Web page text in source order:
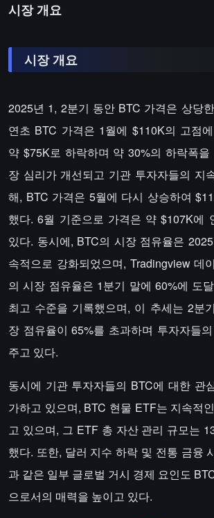
시장 개요
시장 개요
2025년 1, 2분기 동안 BTC 가격은 상당
연초 BTC 가격은 1월에 $110K의 고점
약 $75K로 하락하며 약 30%의 하락폭을
장 심리가 개선되고 기관 투자자들의 지
해, BTC 가격은 5월에 다시 상승하여
했다. 6월 기준으로 가격은 약 $107K에
있다. 동시에, BTC의 시장 점유율은
속적으로 강화되었으며, Tradingview 데
의 시장 점유율은 1분기 말에 60%에 도
최고 수준을 기록했으며, 이 추세는 2분
장 점유율이 65%를 초과하며 투자자들
주고 있다.
동시에 기관 투자자들의 BTC에 대한 관
가하고 있으며, BTC 현물 ETF는 지속적
고 있으며, 그 ETF 총 자산 관리 규모는
했다. 또한, 달러 지수 하락 및 전통 금융
과 같은 일부 글로벌 거시 경제 요인도
으로서의 매력을 높이고 있다.